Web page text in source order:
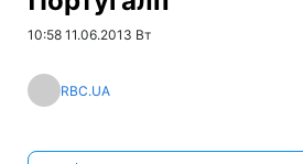
10:58 11.06.2013 Вт
RBC.UA